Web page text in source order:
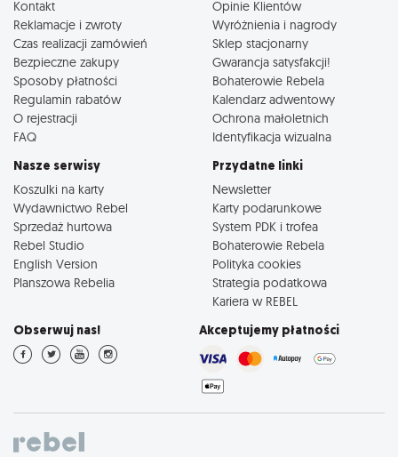
Kontakt
Reklamacje i zwroty
Czas realizacji zamówień
Bezpieczne zakupy
Sposoby płatności
Regulamin rabatów
O rejestracji
FAQ
Opinie Klientów
Wyróżnienia i nagrody
Sklep stacjonarny
Gwarancja satysfakcji!
Bohaterowie Rebela
Kalendarz adwentowy
Ochrona małoletnich
Identyfikacja wizualna
Nasze serwisy
Koszulki na karty
Wydawnictwo Rebel
Sprzedaż hurtowa
Rebel Studio
English Version
Planszowa Rebelia
Przydatne linki
Newsletter
Karty podarunkowe
System PDK i trofea
Bohaterowie Rebela
Polityka cookies
Strategia podatkowa
Kariera w REBEL
Obserwuj nas! Akceptujemy płatności